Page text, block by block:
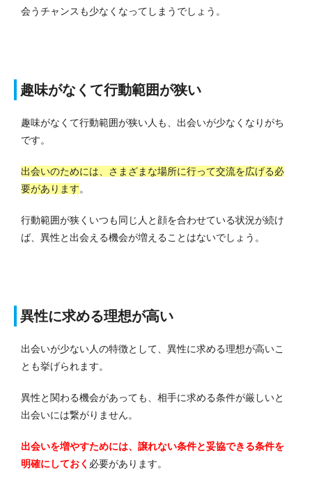
会うチャンスも少なくなってしまうでしょう。
趣味がなくて行動範囲が狭い
趣味がなくて行動範囲が狭い人も、出会いが少なくなりがち
です。
出会いのためには、さまざまな場所に行って交流を広げる必
要があります。
行動範囲が狭くいつも同じ人と顔を合わせている状況が続け
ば、異性と出会える機会が増えることはないでしょう。
異性に求める理想が高い
出会いが少ない人の特徴として、異性に求める理想が高いこ
とも挙げられます。
異性と関わる機会があっても、相手に求める条件が厳しいと
出会いには繋がりません。
出会いを増やすためには、譲れない条件と妥協できる条件を
明確にしておく 必要があります。